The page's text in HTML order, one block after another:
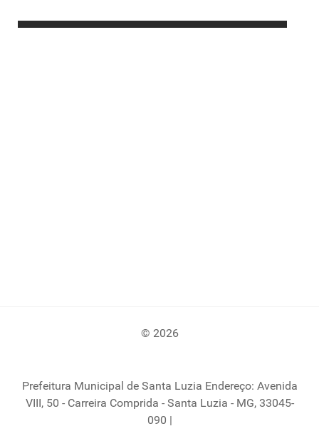
© 2026
Prefeitura Municipal de Santa Luzia Endereço: Avenida
VIII, 50 - Carreira Comprida - Santa Luzia - MG, 33045-
090 |